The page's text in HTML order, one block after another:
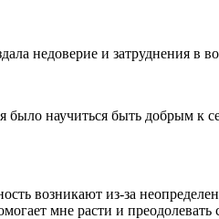
недоверие и затруднения в
научиться быть добрым к
возникают из-за
мне расти и преодолевать